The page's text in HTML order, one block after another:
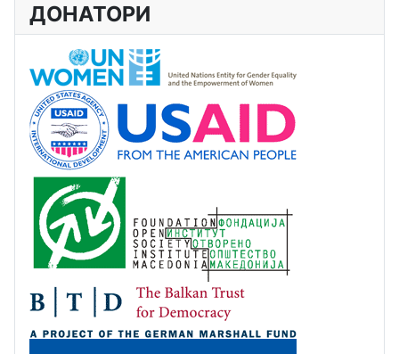
ДОНАТОРИ